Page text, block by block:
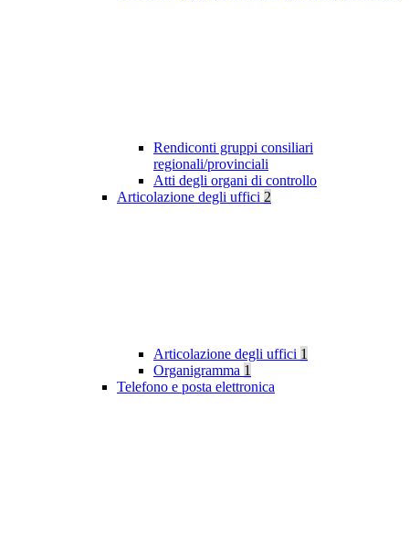
Rendiconti gruppi consiliari
regionali/provinciali
Atti degli organi di controllo
Articolazione degli uffici 2
Articolazione degli uffici 1
Organigramma 1
Telefono e posta elettronica